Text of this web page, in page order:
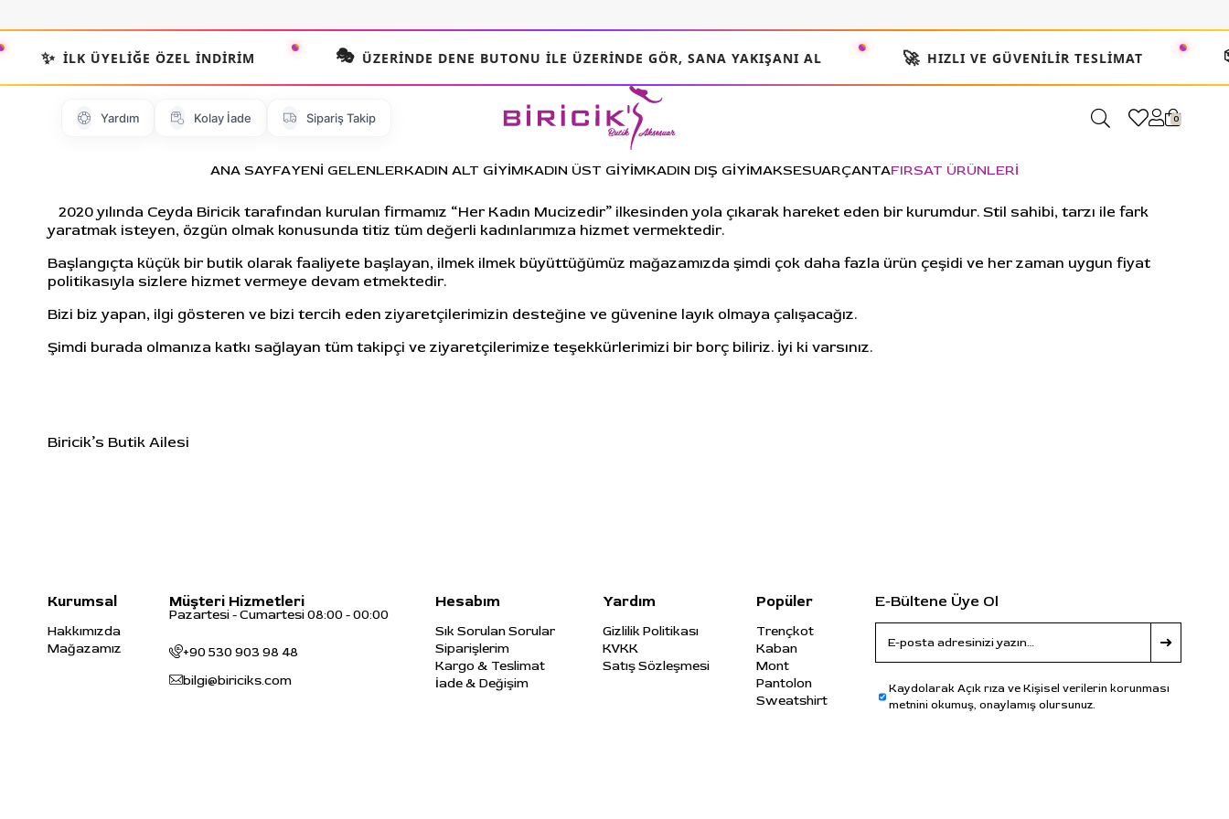
✨ İLK ÜYELIĞE ÖZEL İNDIRIM 🎭 ÜZERINDE DENE BUTONU ILE ÜZERINDE GÖR, SANA YAKIŞANI AL 🚀 HIZLI VE GÜVENILIR TESLIMAT
Yardım Kolay İade Sipariş Takip 0
ANA SAYFAYENİ GELENLERKADIN ALT GİYİMKADIN ÜST GİYİMKADIN DIŞ GİYİMAKSESUARÇANTAFIRSAT ÜRÜNLERİ
2020 yılında Ceyda Biricik tarafından kurulan firmamız “Her Kadın Mucizedir” ilkesinden yola çıkarak hareket eden bir kurumdur. Stil sahibi, tarzı ile fark
yaratmak isteyen, özgün olmak konusunda titiz tüm değerli kadınlarımıza hizmet vermektedir.
Başlangıçta küçük bir butik olarak faaliyete başlayan, ilmek ilmek büyüttüğümüz mağazamızda şimdi çok daha fazla ürün çeşidi ve her zaman uygun fiyat
politikasıyla sizlere hizmet vermeye devam etmektedir.
Bizi biz yapan, ilgi gösteren ve bizi tercih eden ziyaretçilerimizin desteğine ve güvenine layık olmaya çalışacağız.
Şimdi burada olmanıza katkı sağlayan tüm takipçi ve ziyaretçilerimize teşekkürlerimizi bir borç biliriz. İyi ki varsınız.
Biricik’s Butik Ailesi
Kurumsal
Hakkımızda
Mağazamız
Müşteri Hizmetleri
Pazartesi - Cumartesi 08:00 - 00:00
+90 530 903 98 48
bilgi@biriciks.com
Hesabım
Sık Sorulan Sorular
Siparişlerim
Kargo & Teslimat
İade & Değişim
Yardım
Gizlilik Politikası
KVKK
Satış Sözleşmesi
Popüler
Trençkot
Kaban
Mont
Pantolon
Sweatshirt
E-Bültene Üye Ol
Kaydolarak Açık rıza ve Kişisel verilerin korunması
metnini okumuş, onaylamış olursunuz.